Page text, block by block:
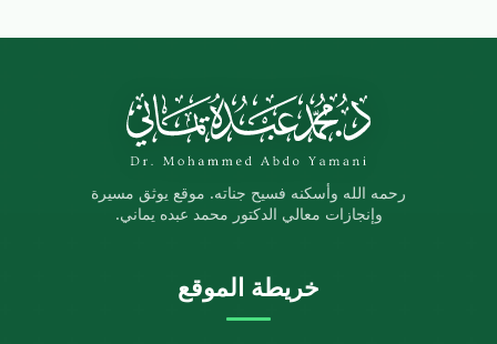
رحمه الله وأسكنه فسيح جناته. موقع يوثق مسيرة
وإنجازات معالي الدكتور محمد عبده يماني.
خريطة الموقع